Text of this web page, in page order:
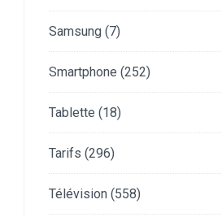
Samsung (7)
Smartphone (252)
Tablette (18)
Tarifs (296)
Télévision (558)